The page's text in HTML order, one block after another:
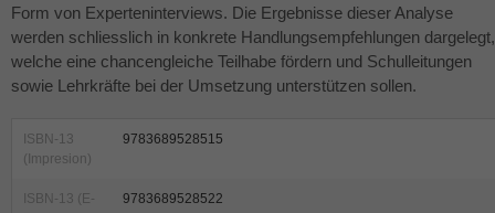
Form von Experteninterviews. Die Ergebnisse dieser Analyse
werden schliesslich in konkrete Handlungsempfehlungen dargelegt,
welche eine chancengleiche Teilhabe fördern und Schulleitungen
sowie Lehrkräfte bei der Umsetzung unterstützen sollen.
ISBN-13
(Impresion)
9783689528515
ISBN-13 (E-
9783689528522